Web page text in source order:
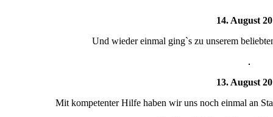
14. August
Und wieder einmal ging`s zu unserem
13. August
Mit kompetenter Hilfe haben wir uns noch einmal an